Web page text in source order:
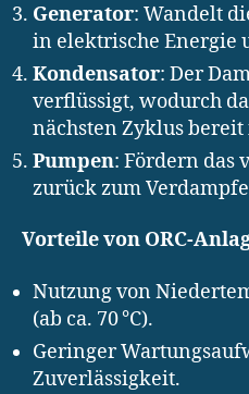
Generator: Wandelt
in elektrische Energie
Kondensator: Der
verflüssigt, wodurch
nächsten Zyklus bereit
Pumpen: Fördern das
zurück zum
Vorteile von ORC-
Nutzung von
(ab ca. 70 °C).
Geringer
Zuverlässigkeit.